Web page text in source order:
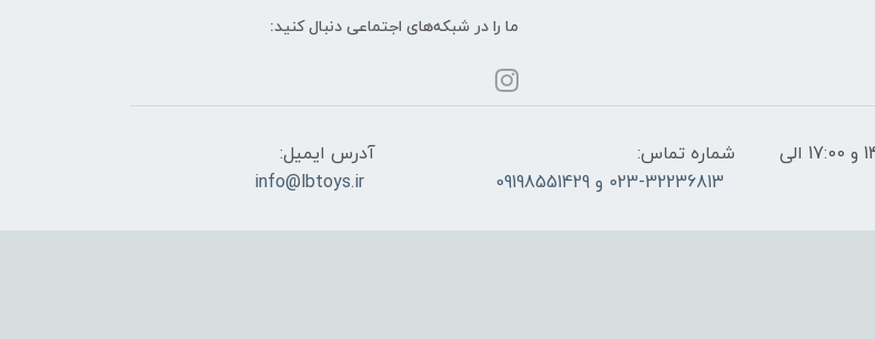
ما را در شبکه‌های اجتماعی دنبال کنید:
ساعات پاسخگویی: فقط روزهای غیر تعطیل از ساعت 10:00 الی 14:00 و 17:00 الی
شماره تماس:
023-32236813 و 09198551429
آدرس ایمیل:
info@lbtoys.ir